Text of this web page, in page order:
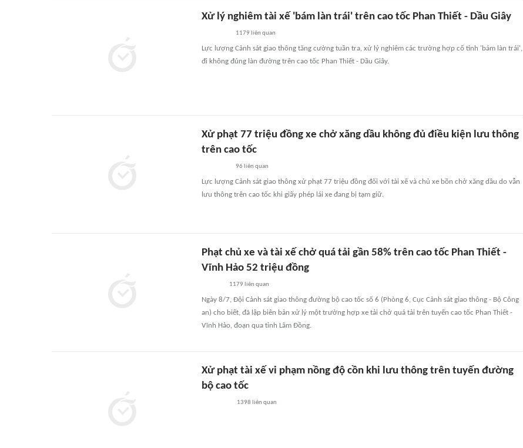
Xử lý nghiêm tài xế 'bám làn trái' trên cao tốc Phan Thiết - Dầu Giây
1179 liên quan
Lực lượng Cảnh sát giao thông tăng cường tuần tra, xử lý nghiêm các trường hợp cố tình 'bám làn trái',
đi không đúng làn đường trên cao tốc Phan Thiết - Dầu Giây.
Xử phạt 77 triệu đồng xe chở xăng dầu không đủ điều kiện lưu thông
trên cao tốc
96 liên quan
Lực lượng Cảnh sát giao thông xử phạt 77 triệu đồng đối với tài xế và chủ xe bồn chở xăng dầu do vẫn
lưu thông trên cao tốc khi giấy phép lái xe đang bị tạm giữ.
Phạt chủ xe và tài xế chở quá tải gần 58% trên cao tốc Phan Thiết -
Vĩnh Hảo 52 triệu đồng
1179 liên quan
Ngày 8/7, Đội Cảnh sát giao thông đường bộ cao tốc số 6 (Phòng 6, Cục Cảnh sát giao thông - Bộ Công
an) cho biết, đã lập biên bản xử lý một trường hợp xe tải chở quá tải trên tuyến cao tốc Phan Thiết -
Vĩnh Hảo, đoạn qua tỉnh Lâm Đồng.
Xử phạt tài xế vi phạm nồng độ cồn khi lưu thông trên tuyến đường
bộ cao tốc
1398 liên quan